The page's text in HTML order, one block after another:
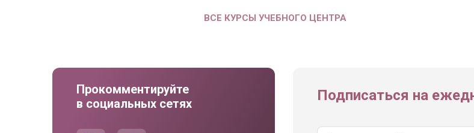
ВСЕ КУРСЫ УЧЕБНОГО ЦЕНТРА
Прокомментируйте
в социальных сетях
Подписаться на